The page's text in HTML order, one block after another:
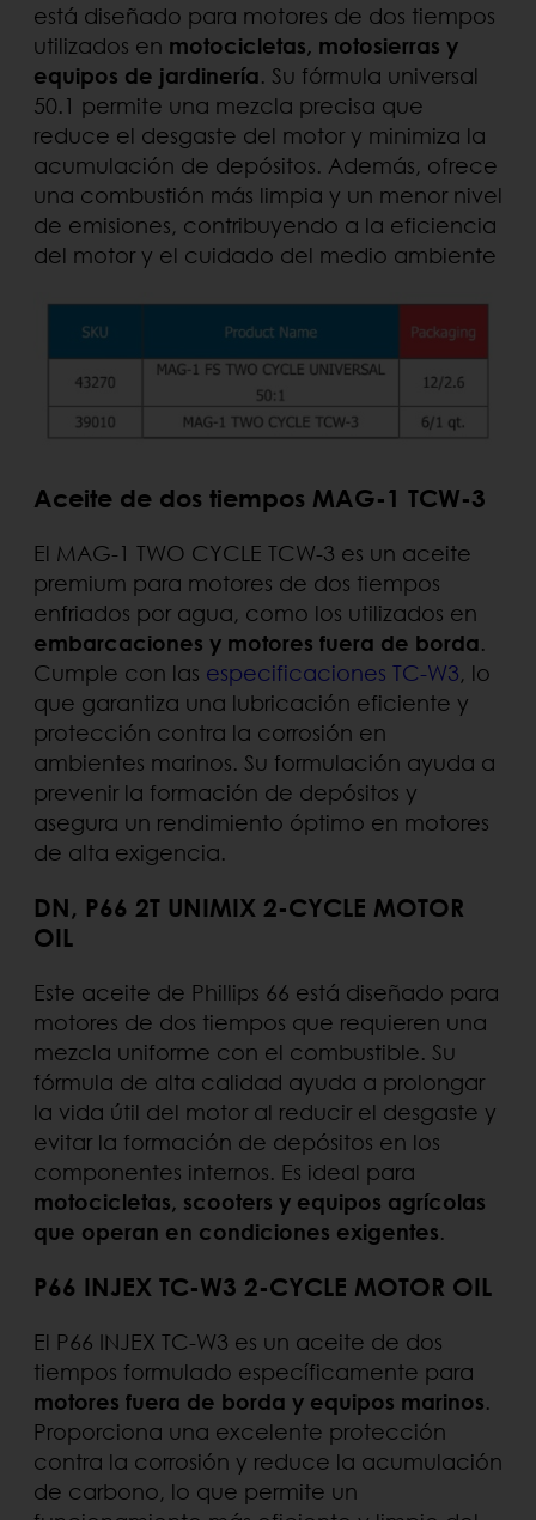
está diseñado para motores de dos tiempos
utilizados en motocicletas, motosierras y
equipos de jardinería. Su fórmula universal
50.1 permite una mezcla precisa que
reduce el desgaste del motor y minimiza la
acumulación de depósitos. Además, ofrece
una combustión más limpia y un menor nivel
de emisiones, contribuyendo a la eficiencia
del motor y el cuidado del medio ambiente
Aceite de dos tiempos MAG-1 TCW-3
El MAG-1 TWO CYCLE TCW-3 es un aceite
premium para motores de dos tiempos
enfriados por agua, como los utilizados en
embarcaciones y motores fuera de borda.
Cumple con las especificaciones TC-W3, lo
que garantiza una lubricación eficiente y
protección contra la corrosión en
ambientes marinos. Su formulación ayuda a
prevenir la formación de depósitos y
asegura un rendimiento óptimo en motores
de alta exigencia.
DN, P66 2T UNIMIX 2-CYCLE MOTOR
OIL
Este aceite de Phillips 66 está diseñado para
motores de dos tiempos que requieren una
mezcla uniforme con el combustible. Su
fórmula de alta calidad ayuda a prolongar
la vida útil del motor al reducir el desgaste y
evitar la formación de depósitos en los
componentes internos. Es ideal para
motocicletas, scooters y equipos agrícolas
que operan en condiciones exigentes.
P66 INJEX TC-W3 2-CYCLE MOTOR OIL
El P66 INJEX TC-W3 es un aceite de dos
tiempos formulado específicamente para
motores fuera de borda y equipos marinos.
Proporciona una excelente protección
contra la corrosión y reduce la acumulación
de carbono, lo que permite un